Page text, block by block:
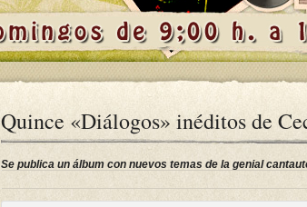
Quince «Diálogos» inéditos de
Se publica un álbum con nuevos temas de la genial